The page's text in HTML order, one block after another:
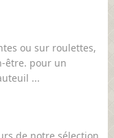
ou sur roulettes,
être. pour un
...